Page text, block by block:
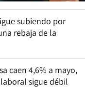
subiendo por
rebaja de la
caen 4,6% a mayo,
sigue débil